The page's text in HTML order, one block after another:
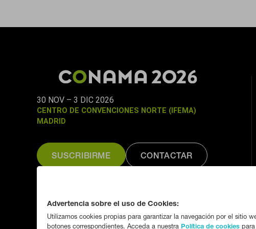
30 NOV – 3 DIC 2026
CENTRO DE CONVENCIONES NORTE (IFEMA)
MADRID
SUSCRIBIRME CONTACTAR
Advertencia sobre el uso de Cookies:
Utilizamos cookies propias para garantizar la navegación por el sitio
botones correspondientes. Acceda a nuestra Política de cookies
cookies